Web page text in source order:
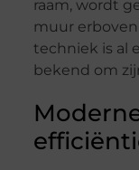
raam, wordt
muur
techniek is al
bekend om